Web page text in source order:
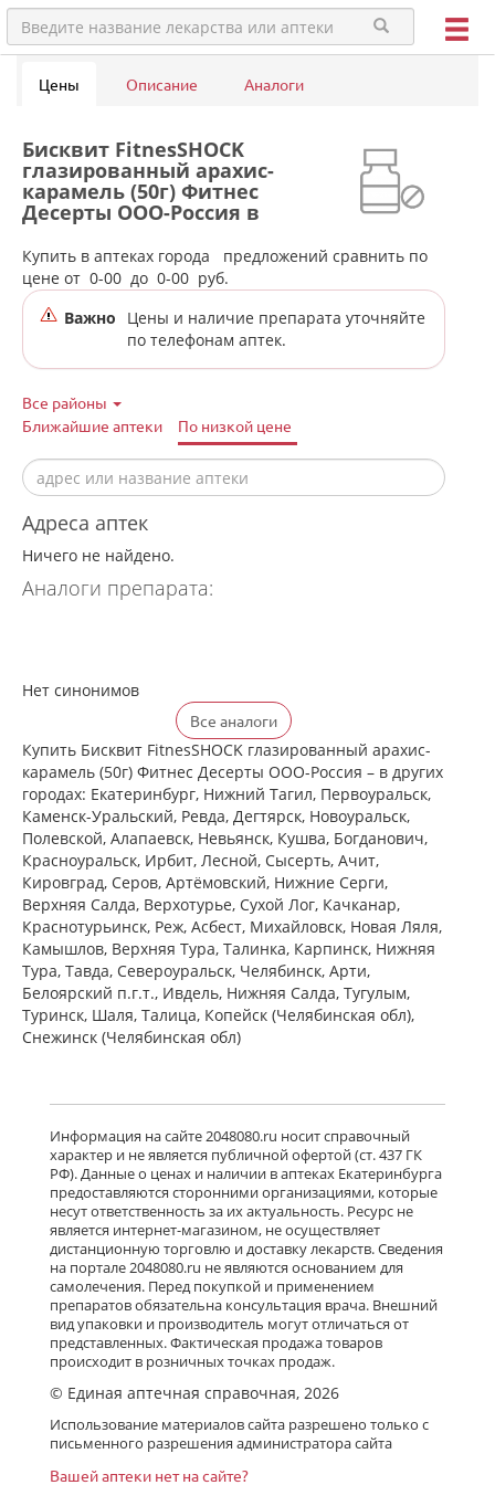
Цены Описание Аналоги
Бисквит FitnesSHOCK
глазированный арахис-
карамель (50г) Фитнес
Десерты ООО-Россия в
аптеках города Сухого Лога
Купить в аптеках города
предложений сравнить по
цене от 0-00 до 0-00 руб.
Важно
Цены и наличие препарата уточняйте
по телефонам аптек.
Все районы
Ближайшие аптеки
По низкой цене
Адреса аптек
Ничего не найдено.
Аналоги препарата:
Нет синонимов
Все аналоги
Купить Бисквит FitnesSHOCK глазированный арахис-
карамель (50г) Фитнес Десерты ООО-Россия – в других
городах: Екатеринбург, Нижний Тагил, Первоуральск,
Каменск-Уральский, Ревда, Дегтярск, Новоуральск,
Полевской, Алапаевск, Невьянск, Кушва, Богданович,
Красноуральск, Ирбит, Лесной, Сысерть, Ачит,
Кировград, Серов, Артёмовский, Нижние Cерги,
Верхняя Салда, Верхотурье, Сухой Лог, Качканар,
Краснотурьинск, Реж, Асбест, Михайловск, Новая Ляля,
Камышлов, Верхняя Тура, Талинка, Карпинск, Нижняя
Тура, Тавда, Североуральск, Челябинск, Арти,
Белоярский п.г.т., Ивдель, Нижняя Салда, Тугулым,
Туринск, Шаля, Талица, Копейск (Челябинская обл),
Снежинск (Челябинская обл)
Информация на сайте 2048080.ru носит справочный
характер и не является публичной офертой (ст. 437 ГК
РФ). Данные о ценах и наличии в аптеках Екатеринбурга
предоставляются сторонними организациями, которые
несут ответственность за их актуальность. Ресурс не
является интернет-магазином, не осуществляет
дистанционную торговлю и доставку лекарств. Сведения
на портале 2048080.ru не являются основанием для
самолечения. Перед покупкой и применением
препаратов обязательна консультация врача. Внешний
вид упаковки и производитель могут отличаться от
представленных. Фактическая продажа товаров
происходит в розничных точках продаж.
© Единая аптечная справочная, 2026
Использование материалов сайта разрешено только с
письменного разрешения администратора сайта
Вашей аптеки нет на сайте?